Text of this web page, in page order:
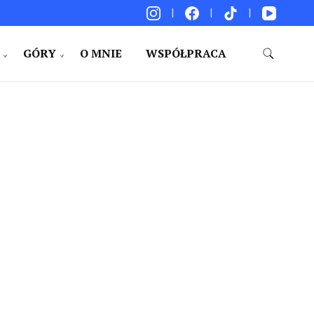
GÓRY O MNIE WSPÓŁPRACA